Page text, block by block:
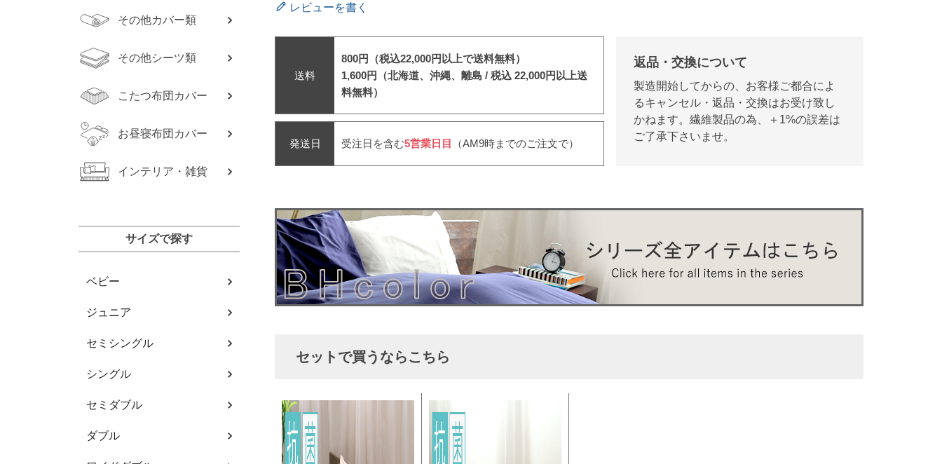
その他カバー類
その他シーツ類
こたつ布団カバー
お昼寝布団カバー
インテリア・雑貨
サイズで探す
ベビー
ジュニア
セミシングル
シングル
セミダブル
ダブル
レビューを書く
送料
800円（税込22,000円以上で送料無料）
1,600円（北海道、沖縄、離島 / 税込 22,000円以上送
料無料）
発送日 受注日を含む5営業日目 （AM9時までのご注文で）
返品・交換について
製造開始してからの、お客様ご都合によ
るキャンセル・返品・交換はお受け致し
かねます。繊維製品の為、＋1%の誤差は
ご了承下さいませ。
セットで買うならこちら